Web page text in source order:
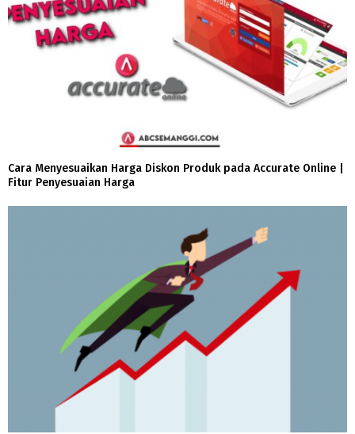
Cara Menyesuaikan Harga Diskon Produk pada Accurate Online |
Fitur Penyesuaian Harga